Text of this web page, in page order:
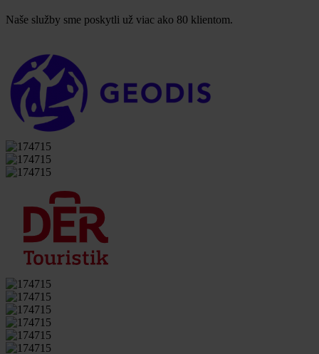
Naše služby sme poskytli už viac ako 80 klientom.